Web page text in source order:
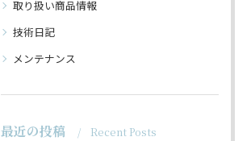
取り扱い商品情報
技術日記
メンテナンス
最近の投稿 Recent Posts